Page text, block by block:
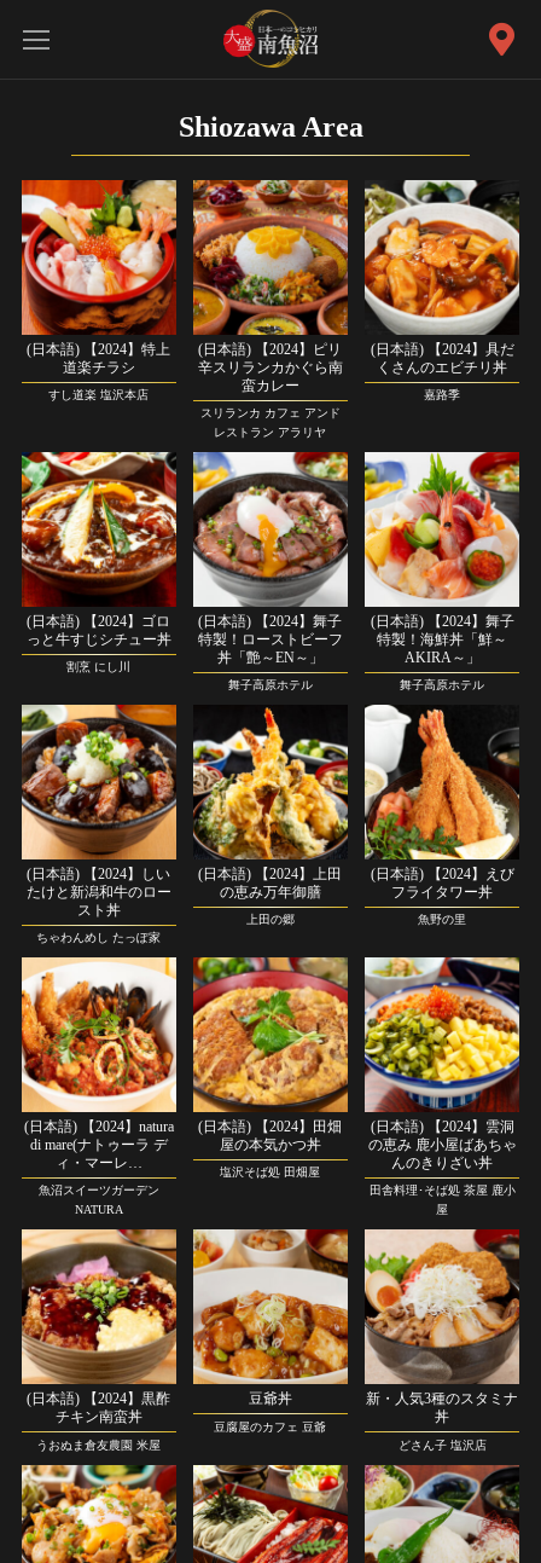
Shiozawa Area
(日本語) 【2024】特上
道楽チラシ
すし道楽 塩沢本店
(日本語) 【2024】ピリ
辛スリランカかぐら南
蛮カレー
スリランカ カフェ アンド
レストラン アラリヤ
(日本語) 【2024】具だ
くさんのエビチリ丼
嘉路季
(日本語) 【2024】ゴロ
っと牛すじシチュー丼
割烹 にし川
(日本語) 【2024】舞子
特製！ローストビーフ
丼「艶～EN～」
舞子高原ホテル
(日本語) 【2024】舞子
特製！海鮮丼「鮮～
AKIRA～」
舞子高原ホテル
(日本語) 【2024】しい
たけと新潟和牛のロー
スト丼
ちゃわんめし たっぽ家
(日本語) 【2024】上田
の恵み万年御膳
上田の郷
(日本語) 【2024】えび
フライタワー丼
魚野の里
(日本語) 【2024】natura
di mare(ナトゥーラ デ
ィ・マーレ…
魚沼スイーツガーデン
NATURA
(日本語) 【2024】田畑
屋の本気かつ丼
塩沢そば処 田畑屋
(日本語) 【2024】雲洞
の恵み 鹿小屋ばあちゃ
んのきりざい丼
田舎料理･そば処 茶屋 鹿小
屋
(日本語) 【2024】黒酢
チキン南蛮丼
うおぬま倉友農園 米屋
豆爺丼
豆腐屋のカフェ 豆爺
新・人気3種のスタミナ
丼
どさん子 塩沢店